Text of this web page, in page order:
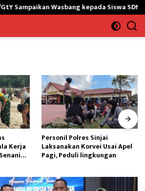
Wasbang kepada Siswa SDN Gunung
Kerja
Personil Polres Sinjai
Laksanakan Korvei Usai Apel
Pagi, Peduli lingkungan